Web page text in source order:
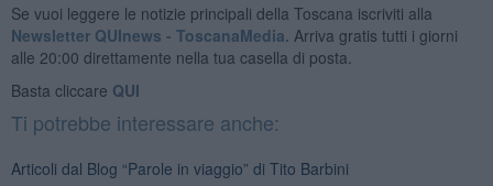
Se vuoi leggere le notizie principali della Toscana iscriviti alla
Newsletter QUInews - ToscanaMedia. Arriva gratis tutti i giorni
alle 20:00 direttamente nella tua casella di posta.
Basta cliccare QUI
Ti potrebbe interessare anche:
Articoli dal Blog “Parole in viaggio” di Tito Barbini